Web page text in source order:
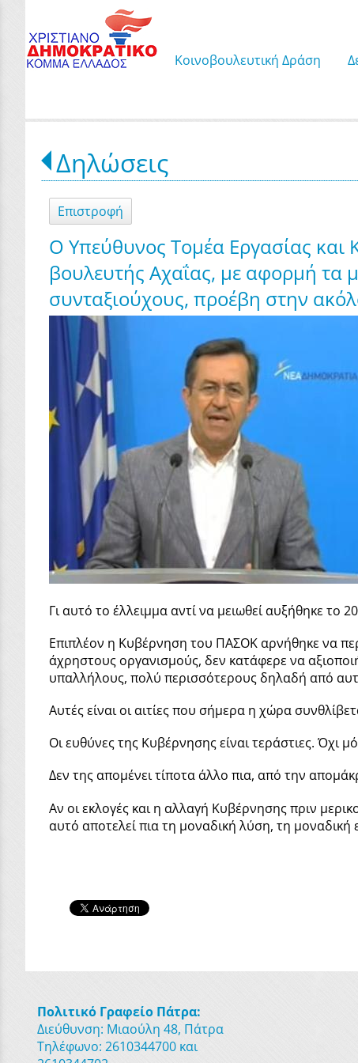
Κοινοβουλευτική Δράση
Δηλώσεις
Επιστροφή
Ο Υπεύθυνος Τομέα Εργασίας και
βουλευτής Αχαΐας, με αφορμή τα
συνταξιούχους, προέβη στην
Γι αυτό το έλλειμμα αντί να μειωθεί αυξήθηκε το
Επιπλέον η Κυβέρνηση του ΠΑΣΟΚ αρνήθηκε να
άχρηστους οργανισμούς, δεν κατάφερε να
υπαλλήλους, πολύ περισσότερους δηλαδή από
Αυτές είναι οι αιτίες που σήμερα η χώρα
Οι ευθύνες της Κυβέρνησης είναι τεράστιες. Όχι
Δεν της απομένει τίποτα άλλο πια, από την
Αν οι εκλογές και η αλλαγή Κυβέρνησης πριν
αυτό αποτελεί πια τη μοναδική λύση, τη μοναδική
Πολιτικό Γραφείο Πάτρα:
Διεύθυνση: Μιαούλη 48, Πάτρα
Τηλέφωνο: 2610344700 και